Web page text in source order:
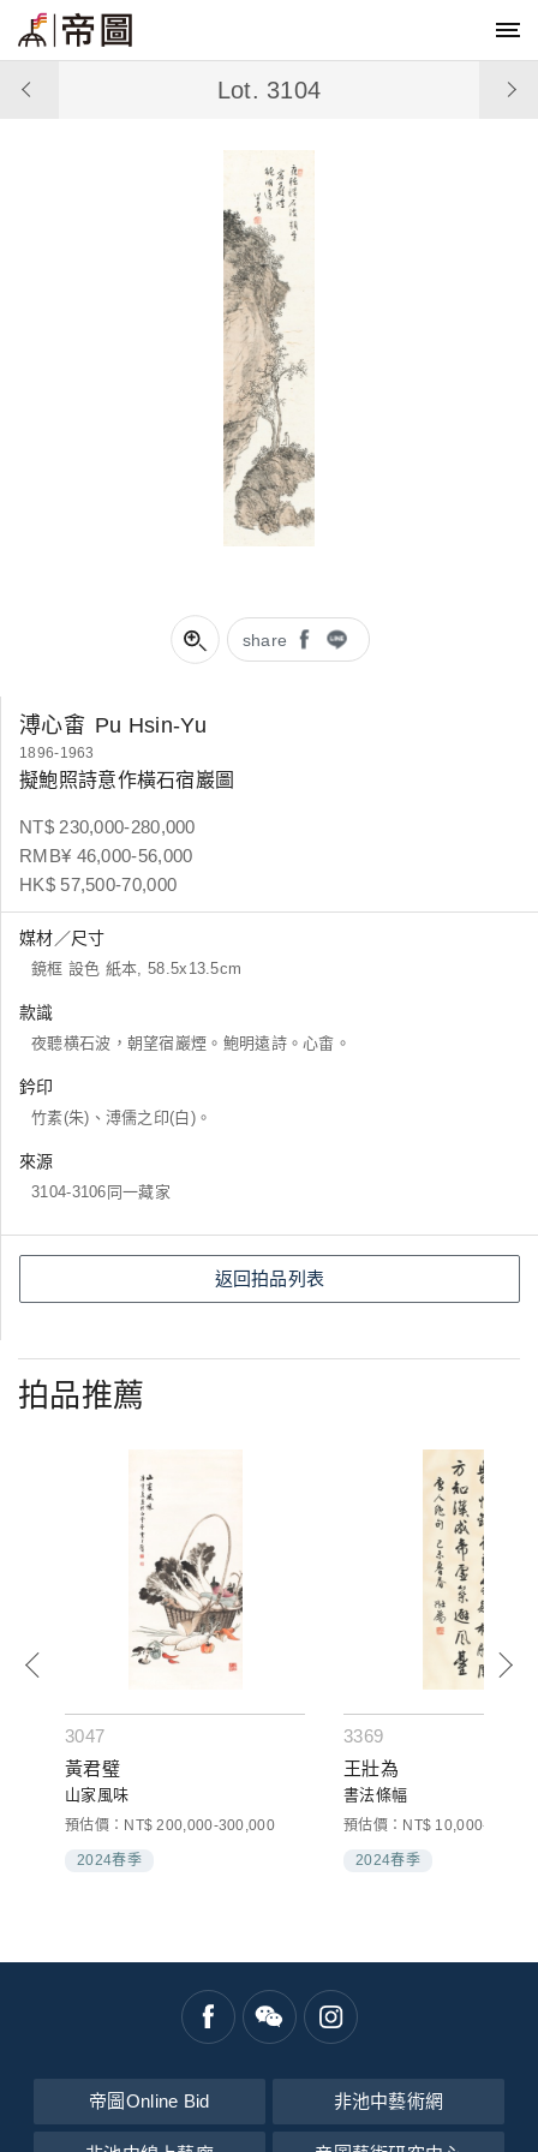
share
Lot. 3104
溥心畬 Pu Hsin-Yu
1896-1963
擬鮑照詩意作橫石宿巖圖
NT$ 230,000-280,000
RMB¥ 46,000-56,000
HK$ 57,500-70,000
媒材／尺寸
鏡框 設色 紙本, 58.5x13.5cm
款識
夜聽横石波，朝望宿巖煙。鮑明遠詩。心畬。
鈐印
竹素(朱)、溥儒之印(白)。
來源
3104-3106同一藏家
返回拍品列表
拍品推薦
3047
黃君璧
山家風味
預估價：NT$ 200,000-300,000
2024春季
3369
王壯為
書法條幅
預估價：NT$ 10,000-20,000
2024春季
帝圖Online Bid 非池中藝術網